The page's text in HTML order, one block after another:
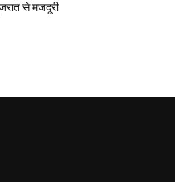
से मजदूरी